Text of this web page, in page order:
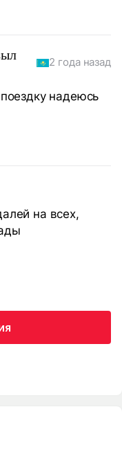
2 года назад
надеюсь
на всех,